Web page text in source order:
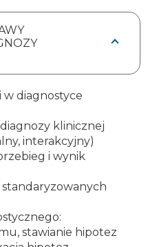
diagnostyce
klinicznej
interakcyjny)
i wynik
stawianie hipotez